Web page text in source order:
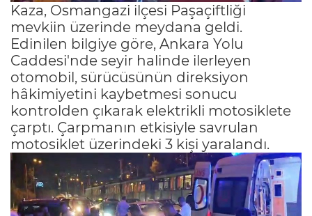
Kaza, Osmangazi ilçesi Paşaçiftliği
mevkiin üzerinde meydana geldi.
Edinilen bilgiye göre, Ankara Yolu
Caddesi'nde seyir halinde ilerleyen
otomobil, sürücüsünün direksiyon
hâkimiyetini kaybetmesi sonucu
kontrolden çıkarak elektrikli motosiklete
çarptı. Çarpmanın etkisiyle savrulan
motosiklet üzerindeki 3 kişi yaralandı.